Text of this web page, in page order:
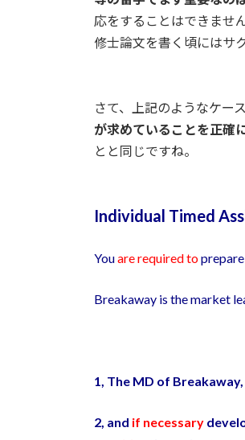
応をすることはできませ
修士論文を書く頃にはサ
さて、上記のようなケー
が求めていることを正確
とと同じですね。
Individual Timed
Youare required to
Breakaway is the market
1, The MD of
2, and if necessary